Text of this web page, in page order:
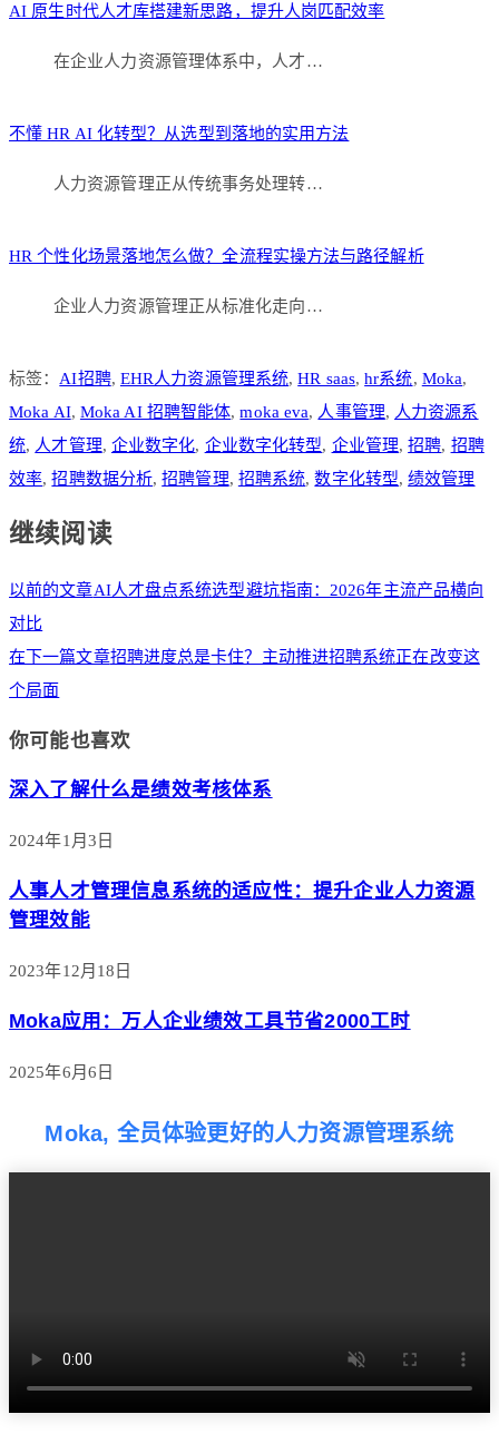
AI 原生时代人才库搭建新思路，提升人岗匹配效率
在企业人力资源管理体系中，人才…
不懂 HR AI 化转型？从选型到落地的实用方法
人力资源管理正从传统事务处理转…
HR 个性化场景落地怎么做？全流程实操方法与路径解析
企业人力资源管理正从标准化走向…
标签： AI招聘, EHR人力资源管理系统,HR saas,hr系统, Moka,
Moka AI, Moka AI 招聘智能体,moka eva, 人事管理, 人力资源系
统, 人才管理, 企业数字化, 企业数字化转型, 企业管理,招聘, 招聘
效率,招聘数据分析,招聘管理, 招聘系统,数字化转型,绩效管理
继续阅读
以前的文章AI人才盘点系统选型避坑指南：2026年主流产品横向
对比
在下一篇文章招聘进度总是卡住？主动推进招聘系统正在改变这
个局面
你可能也喜欢
深入了解什么是绩效考核体系
2024年1月3日
人事人才管理信息系统的适应性：提升企业人力资源
管理效能
2023年12月18日
Moka应用：万人企业绩效工具节省2000工时
2025年6月6日
Moka, 全员体验更好的人力资源管理系统